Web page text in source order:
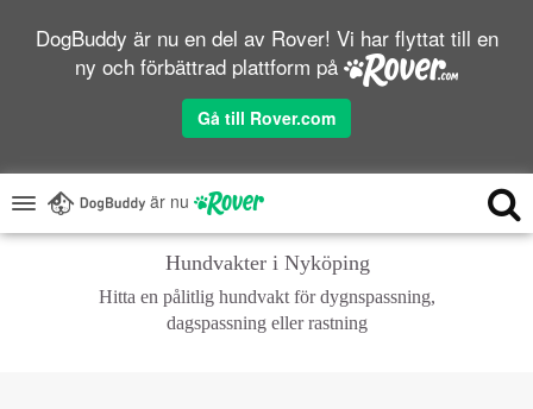
DogBuddy är nu en del av Rover! Vi har flyttat till en
ny och förbättrad plattform på
Gå till Rover.com
är nu
Hundvakter i Nyköping
Hitta en pålitlig hundvakt för dygnspassning,
dagspassning eller rastning